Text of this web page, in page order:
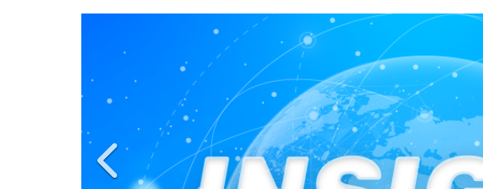
Previous